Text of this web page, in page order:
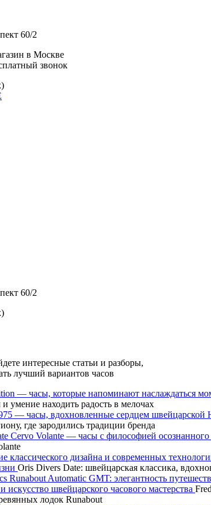
60/2
в Москве
звонок
60/2
интересные статьи и разборы,
лучший вариантов часов
умение находить радость в мелочах
где зародились традиции бренда
Oris Divers Date: швейцарская классика,
искусство швейцарского часового мастерства
лодок Runabout